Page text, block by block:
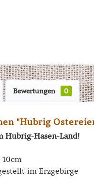
Bewertungen 0
"Hubrig
Hubrig-Hasen-Land!
im Erzgebirge